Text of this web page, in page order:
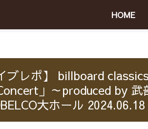
HOME
ブレポ】 billboard
」～produced by 武
大ホール 2024.06.18